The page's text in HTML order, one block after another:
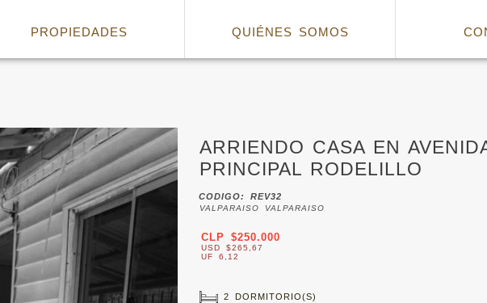
PROPIEDADES QUIÉNES SOMOS
ARRIENDO CASA EN
PRINCIPAL RODELILLO
CODIGO: REV32
VALPARAISO VALPARAISO
CLP $250.000
USD $265,67
UF 6,12
2 DORMITORIO(S)